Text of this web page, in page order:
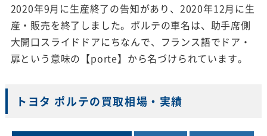
2020年9月に生産終了の告知があり、2020年12月に生
産・販売を終了しました。ポルテの車名は、助手席側
大開口スライドドアにちなんで、フランス語でドア・
扉という意味の【porte】から名づけられています。
トヨタ ポルテの買取相場・実績